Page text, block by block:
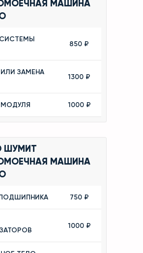
МАШИНА
850 ₽
ЗАМЕНА
1300 ₽
1000 ₽
ШУМИТ
МАШИНА
750 ₽
1000 ₽